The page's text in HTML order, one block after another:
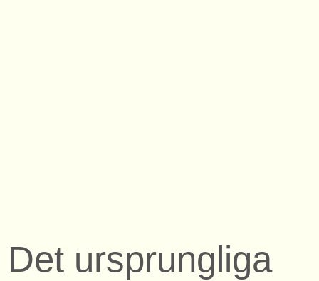
Det ursprungliga